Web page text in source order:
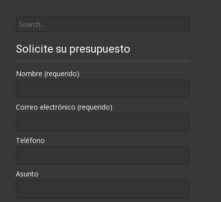
for:
Solicite su presupuesto
Nombre (requerido)
Correo electrónico (requerido)
Teléfono
Asunto